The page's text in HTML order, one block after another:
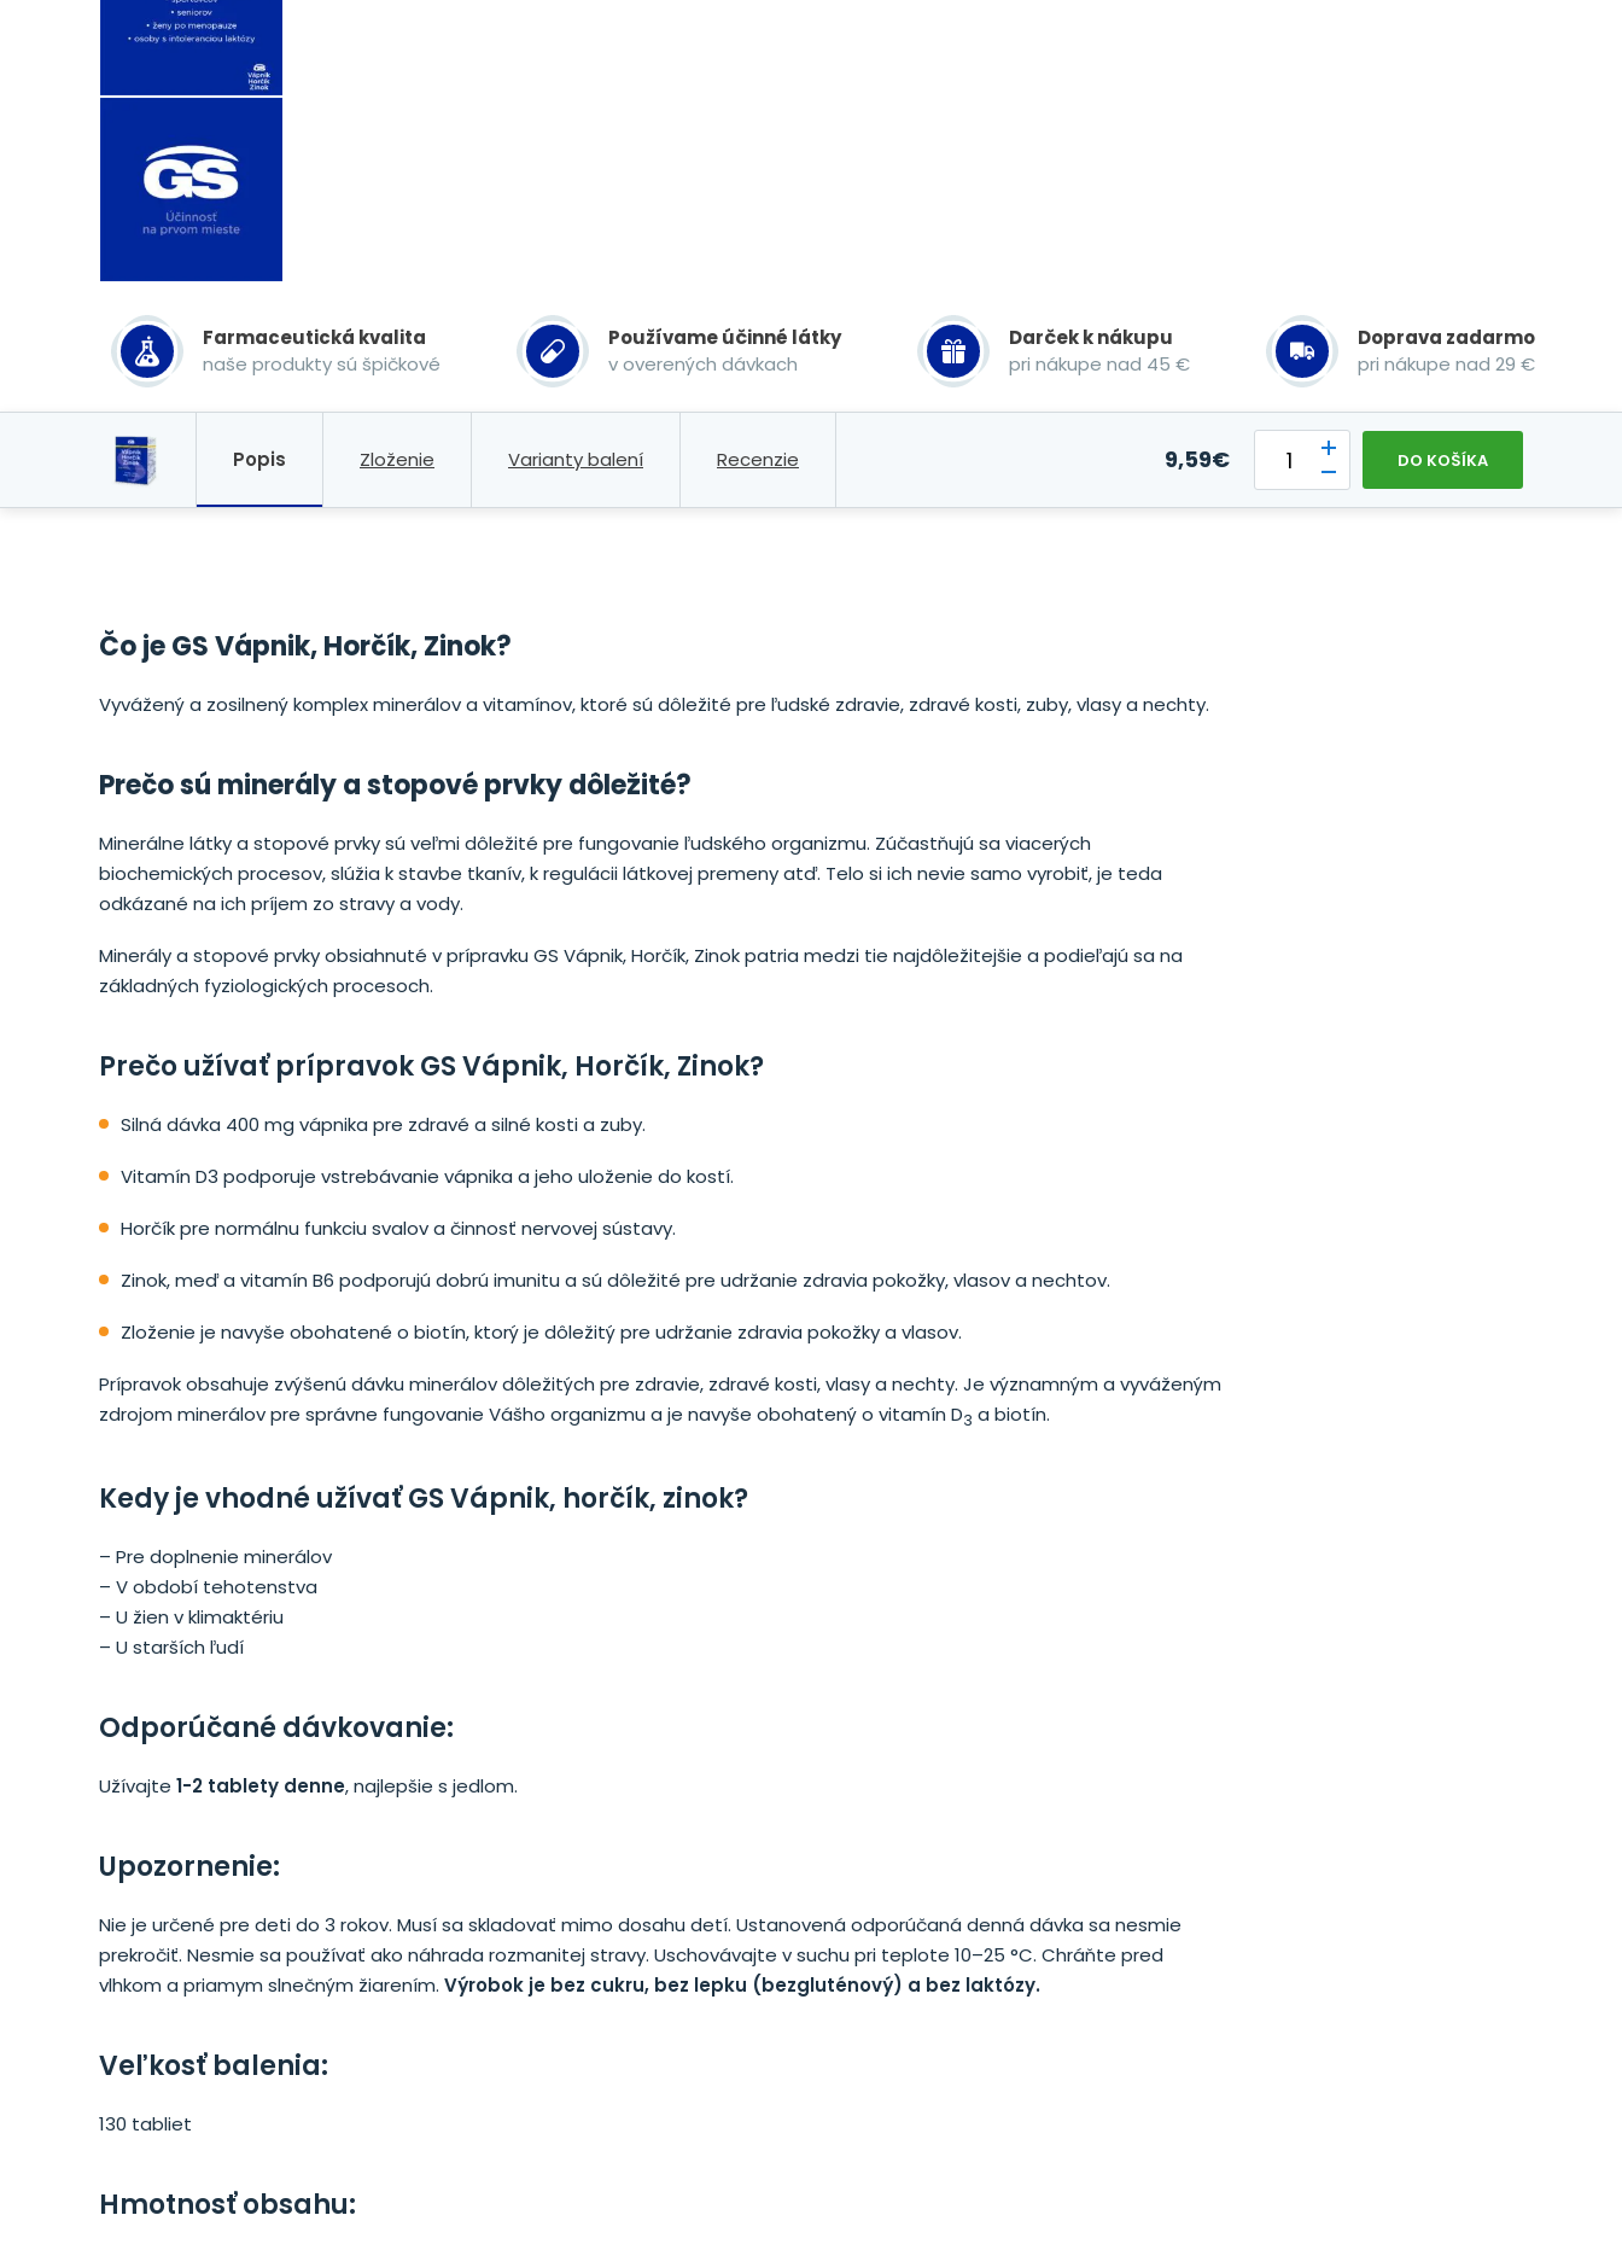
Farmaceutická kvalita
naše produkty sú špičkové
Používame účinné látky
v overených dávkach
Darček k nákupu
pri nákupe nad 45 €
Doprava zadarmo
pri nákupe nad 29 €
Popis Zloženie Varianty balení Recenzie 9,59€ DO KOŠÍKA
Čo je GS Vápnik, Horčík, Zinok?
Vyvážený a zosilnený komplex minerálov a vitamínov, ktoré sú dôležité pre ľudské zdravie, zdravé kosti, zuby, vlasy a nechty.
Prečo sú minerály a stopové prvky dôležité?
Minerálne látky a stopové prvky sú veľmi dôležité pre fungovanie ľudského organizmu. Zúčastňujú sa viacerých
biochemických procesov, slúžia k stavbe tkanív, k regulácii látkovej premeny atď. Telo si ich nevie samo vyrobiť, je teda
odkázané na ich príjem zo stravy a vody.
Minerály a stopové prvky obsiahnuté v prípravku GS Vápnik, Horčík, Zinok patria medzi tie najdôležitejšie a podieľajú sa na
základných fyziologických procesoch.
Prečo užívať prípravok GS Vápnik, Horčík, Zinok?
Silná dávka 400 mg vápnika pre zdravé a silné kosti a zuby.
Vitamín D3 podporuje vstrebávanie vápnika a jeho uloženie do kostí.
Horčík pre normálnu funkciu svalov a činnosť nervovej sústavy.
Zinok, meď a vitamín B6 podporujú dobrú imunitu a sú dôležité pre udržanie zdravia pokožky, vlasov a nechtov.
Zloženie je navyše obohatené o biotín, ktorý je dôležitý pre udržanie zdravia pokožky a vlasov.
Prípravok obsahuje zvýšenú dávku minerálov dôležitých pre zdravie, zdravé kosti, vlasy a nechty. Je významným a vyváženým
zdrojom minerálov pre správne fungovanie Vášho organizmu a je navyše obohatený o vitamín D3 a biotín.
Kedy je vhodné užívať GS Vápnik, horčík, zinok?
– Pre doplnenie minerálov
– V období tehotenstva
– U žien v klimaktériu
– U starších ľudí
Odporúčané dávkovanie:
Užívajte 1-2 tablety denne, najlepšie s jedlom.
Upozornenie:
Nie je určené pre deti do 3 rokov. Musí sa skladovať mimo dosahu detí. Ustanovená odporúčaná denná dávka sa nesmie
prekročiť. Nesmie sa používať ako náhrada rozmanitej stravy. Uschovávajte v suchu pri teplote 10–25 °C. Chráňte pred
vlhkom a priamym slnečným žiarením. Výrobok je bez cukru, bez lepku (bezgluténový) a bez laktózy.
Veľkosť balenia:
130 tabliet
Hmotnosť obsahu: